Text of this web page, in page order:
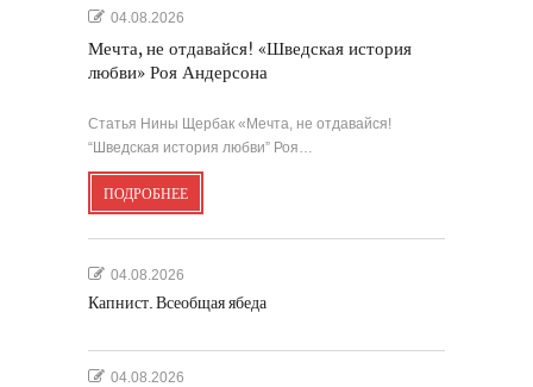
04.08.2026
Мечта, не отдавайся! «Шведская история
любви» Роя Андерсона
Статья Нины Щербак «Мечта, не отдавайся!
“Шведская история любви” Роя…
ПОДРОБНЕЕ
04.08.2026
Капнист. Всеобщая ябеда
04.08.2026